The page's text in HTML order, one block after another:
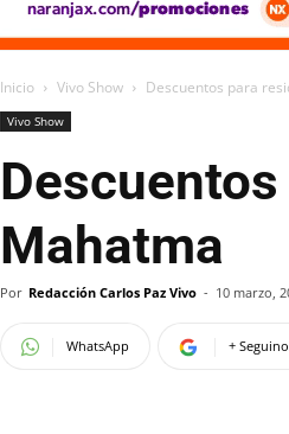
Inicio Vivo Show Descuentos para
Vivo Show
Mahatma
Por Redacción Carlos Paz Vivo - 10 marzo,
WhatsApp +